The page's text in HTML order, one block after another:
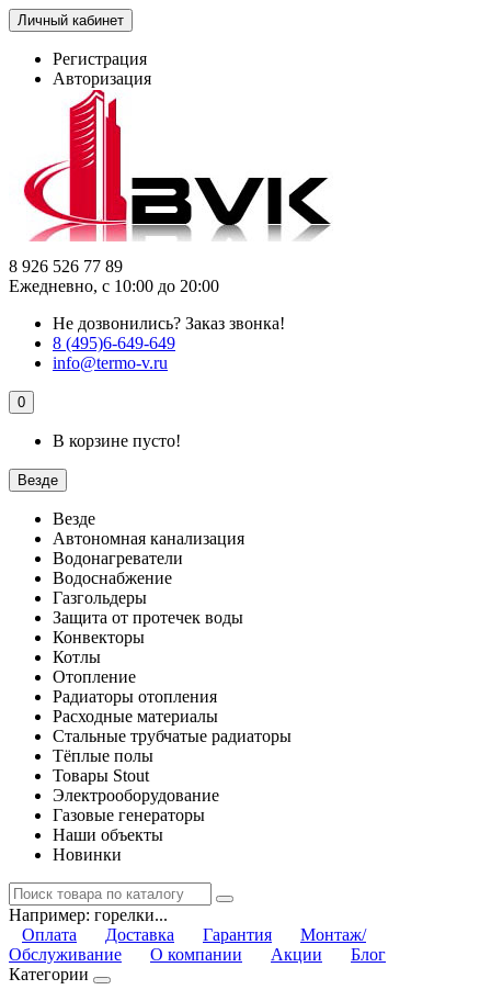
Личный кабинет
Регистрация
Авторизация
8 926 526 77 89
Ежедневно, с 10:00 до 20:00
Не дозвонились? Заказ звонка!
8 (495)6-649-649
info@termo-v.ru
0
В корзине пусто!
Везде
Везде
Автономная канализация
Водонагреватели
Водоснабжение
Газгольдеры
Защита от протечек воды
Конвекторы
Котлы
Отопление
Радиаторы отопления
Расходные материалы
Стальные трубчатые радиаторы
Тёплые полы
Товары Stout
Электрооборудование
Газовые генераторы
Наши объекты
Новинки
Например: горелки...
Оплата
Доставка Гарантия
Монтаж/
Обслуживание
О компании Акции
Блог
Категории